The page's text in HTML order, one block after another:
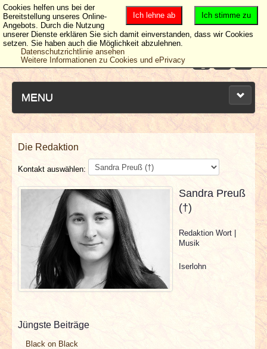
MENU
NEUESTE ARTIKEL
NEWS & DATES
BERICHTE
VERLOSUNGEN
INTERVIEWS
Die Redaktion
Kontakt auswählen:
Sandra Preuß
(†)
Redaktion Wort |
Musik
Iserlohn
Jüngste Beiträge
Black on Black
Ich stimme zu
Ich lehne ab
Cookies helfen uns bei der
Bereitstellung unseres Online-
Angebots. Durch die Nutzung
unserer Dienste erklären Sie sich damit einverstanden, dass wir Cookies
setzen. Sie haben auch die Möglichkeit abzulehnen.
Datenschutzrichtlinie ansehen
Weitere Informationen zu Cookies und ePrivacy